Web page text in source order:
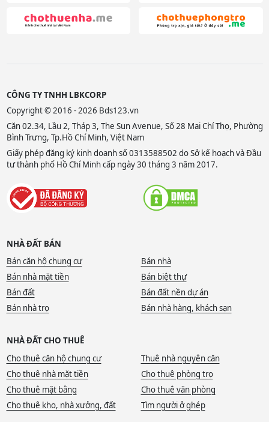
CÔNG TY TNHH LBKCORP
Copyright © 2016 - 2026 Bds123.vn
Căn 02.34, Lầu 2, Tháp 3, The Sun Avenue, Số 28 Mai Chí Thọ, Phường
Bình Trưng, Tp.Hồ Chí Minh, Việt Nam
Giấy phép đăng ký kinh doanh số 0313588502 do Sở kế hoạch và Đầu
tư thành phố Hồ Chí Minh cấp ngày 30 tháng 3 năm 2017.
NHÀ ĐẤT BÁN
Bán căn hộ chung cư
Bán nhà
Bán nhà mặt tiền
Bán biệt thự
Bán đất
Bán đất nền dự án
Bán nhà trọ
Bán nhà hàng, khách sạn
NHÀ ĐẤT CHO THUÊ
Cho thuê căn hộ chung cư
Thuê nhà nguyên căn
Cho thuê nhà mặt tiền
Cho thuê phòng trọ
Cho thuê mặt bằng
Cho thuê văn phòng
Cho thuê kho, nhà xưởng, đất
Tìm người ở ghép